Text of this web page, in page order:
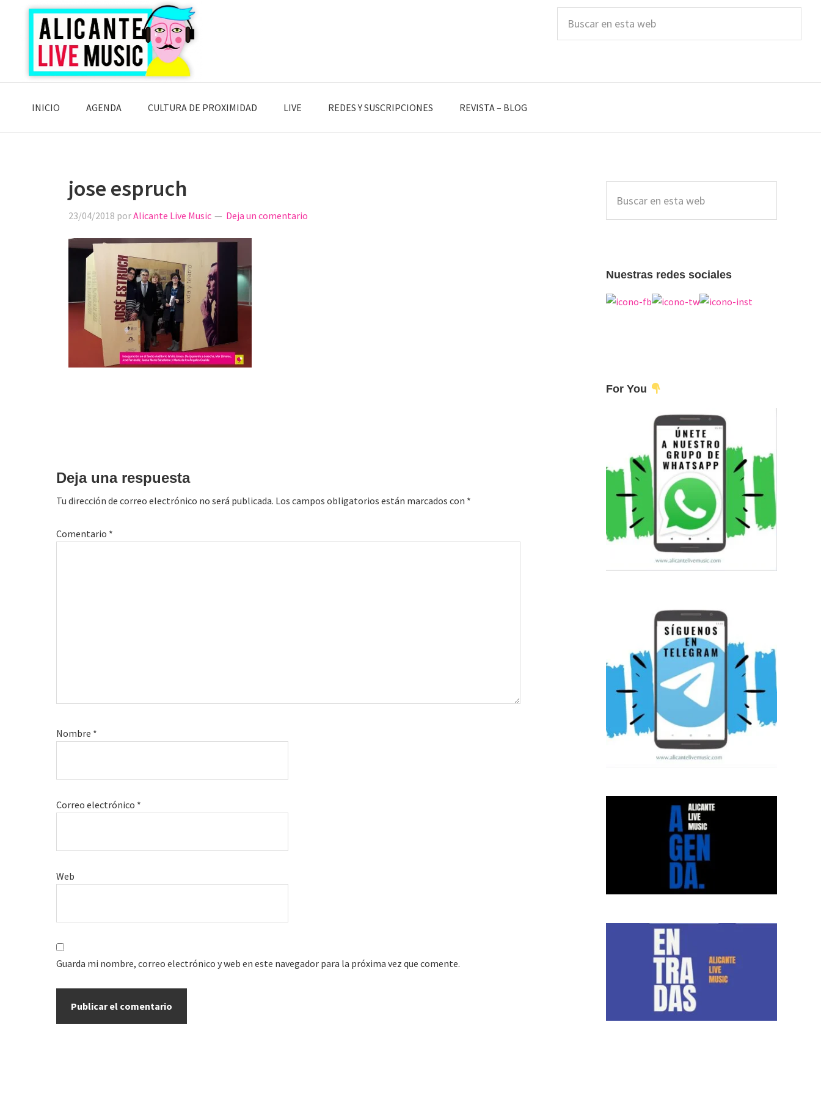
Saltar
navegación
principal
Saltar
contenido
principal
Saltar
lateral
principal
esta
INICIO AGENDA CULTURA DE PROXIMIDAD LIVE REDES Y SUSCRIPCIONES REVISTA – BLOG
jose espruch
23/04/2018 porAlicante Live Music Deja un comentario
lectores
Deja una respuesta
Tu dirección de correo electrónico no será publicada. Los campos obligatorios están marcados con *
Comentario *
Nombre *
Correo electrónico *
Web
Guarda mi nombre, correo electrónico y web en este navegador para la próxima vez que comente.
lateral
principal
esta
Nuestras redes sociales
For You